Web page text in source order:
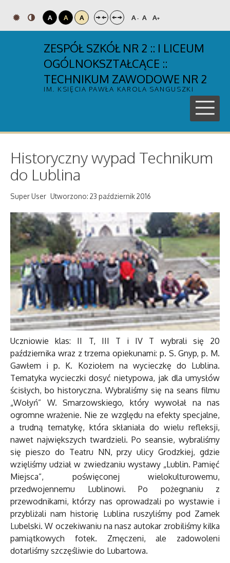
A A A A- A A+
ZESPÓŁ SZKÓŁ NR 2 :: I LICEUM
OGÓLNOKSZTAŁCĄCE ::
TECHNIKUM ZAWODOWE NR 2
IM. KSIĘCIA PAWŁA KAROLA SANGUSZKI
Historyczny wypad Technikum
do Lublina
Super User Utworzono: 23 październik 2016
Uczniowie klas: II T, III T i IV T wybrali się 20
października wraz z trzema opiekunami: p. S. Gnyp, p. M.
Gawłem i p. K. Koziołem na wycieczkę do Lublina.
Tematyka wycieczki dosyć nietypowa, jak dla umysłów
ścisłych, bo historyczna. Wybraliśmy się na seans filmu
„Wołyń” W. Smarzowskiego, który wywołał na nas
ogromne wrażenie. Nie ze względu na efekty specjalne,
a trudną tematykę, która skłaniała do wielu refleksji,
nawet największych twardzieli. Po seansie, wybraliśmy
się pieszo do Teatru NN, przy ulicy Grodzkiej, gdzie
wzięliśmy udział w zwiedzaniu wystawy „Lublin. Pamięć
Miejsca”, poświęconej wielokulturowemu,
przedwojennemu Lublinowi. Po pożegnaniu z
przewodnikami, którzy nas oprowadzali po wystawie i
przybliżali nam historię Lublina ruszyliśmy pod Zamek
Lubelski. W oczekiwaniu na nasz autokar zrobiliśmy kilka
pamiątkowych fotek. Zmęczeni, ale zadowoleni
dotarliśmy szczęśliwie do Lubartowa.